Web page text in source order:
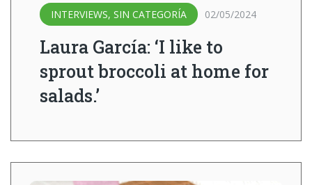
INTERVIEWS, SIN CATEGORÍA 02/05/2024
Laura García: ‘I like to
sprout broccoli at home for
salads.’